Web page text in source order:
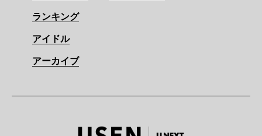
ランキング
アイドル
アーカイブ